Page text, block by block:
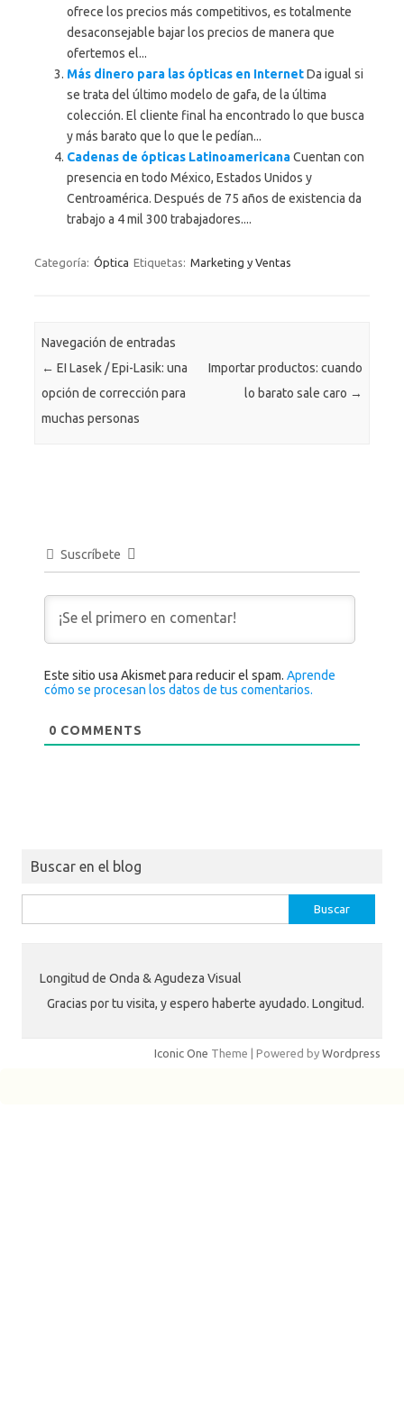
ofrece los precios más competitivos, es totalmente
desaconsejable bajar los precios de manera que
ofertemos el...
Más dinero para las ópticas en InternetDa igual si
se trata del último modelo de gafa, de la última
colección. El cliente final ha encontrado lo que busca
y más barato que lo que le pedían...
Cadenas de ópticas LatinoamericanaCuentan con
presencia en todo México, Estados Unidos y
Centroamérica. Después de 75 años de existencia da
trabajo a 4 mil 300 trabajadores....
Categoría: Óptica Etiquetas: Marketing y Ventas
Navegación de entradas
← EI Lasek / Epi-Lasik: una
opción de corrección para
muchas personas
Importar productos: cuando
lo barato sale caro →
Suscríbete
Este sitio usa Akismet para reducir el spam.Aprende
cómo se procesan los datos de tus comentarios.
0 COMMENTS
Buscar en el blog
Longitud de Onda & Agudeza Visual
Gracias por tu visita, y espero haberte ayudado. Longitud.
Iconic One Theme | Powered by Wordpress